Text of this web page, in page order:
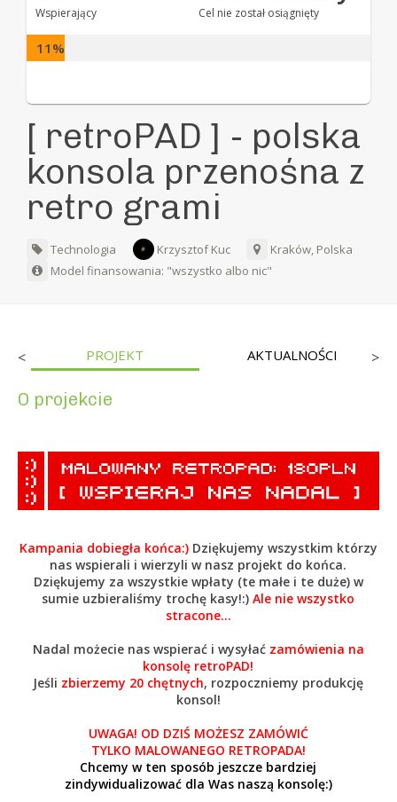
Wspierający Cel nie został osiągnięty
11%
[ retroPAD ] - polska
konsola przenośna z
retro grami
Technologia Krzysztof Kuc
Kraków, Polska
Model finansowania: "wszystko albo nic"
< PROJEKT AKTUALNOŚCI >
O projekcie
Kampania dobiegła końca:) Dziękujemy wszystkim którzy
nas wspierali i wierzyli w nasz projekt do końca.
Dziękujemy za wszystkie wpłaty (te małe i te duże) w
sumie uzbieraliśmy trochę kasy!:)Ale nie wszystko
stracone...
Nadal możecie nas wspierać i wysyłać zamówienia na
konsolę retroPAD!
Jeśli zbierzemy 20 chętnych, rozpoczniemy produkcję
konsol!
UWAGA! OD DZIŚ MOŻESZ ZAMÓWIĆ
TYLKO MALOWANEGO RETROPADA!
Chcemy w ten sposób jeszcze bardziej
zindywidualizować dla Was naszą konsolę:)